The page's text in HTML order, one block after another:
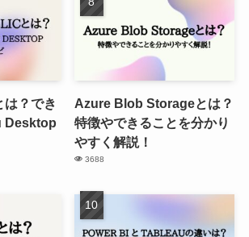
？でき
Desktop
Azure Blob Storageとは？
特徴やできることを分かり
やすく解説！
3688